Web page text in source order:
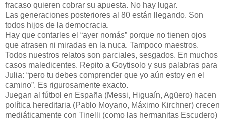
fracaso quieren cobrar su apuesta. No hay lugar.
Las generaciones posteriores al 80 están llegando. Son
todos hijos de la democracia.
Hay que contarles el “ayer nomás” porque no tienen ojos
que atrasen ni miradas en la nuca. Tampoco maestros.
Todos nuestros relatos son parciales, sesgados. En muchos
casos maledicentes. Repito a Goytisolo y sus palabras para
Julia: “pero tu debes comprender que yo aún estoy en el
camino”. Es rigurosamente exacto.
Juegan al fútbol en España (Messi, Higuaín, Agüero) hacen
política hereditaria (Pablo Moyano, Máximo Kirchner) crecen
mediáticamente con Tinelli (como las hermanitas Escudero)